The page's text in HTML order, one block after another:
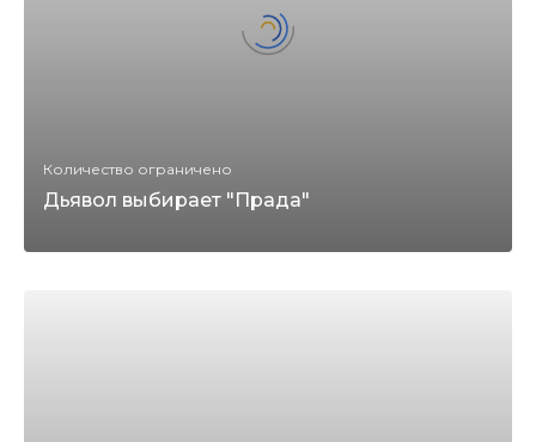
Количество ограничено
Дьявол выбирает "Прада"